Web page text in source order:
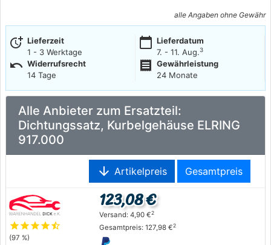
alle Angaben ohne Gewähr
more_time Lieferzeit
1 - 3 Werktage
calendar_today Lieferdatum
7. - 11. Aug.3
undo Widerrufsrecht
14 Tage
receipt
Gewährleistung
24 Monate
Alle Anbieter zum Ersatzteil:
Dichtungssatz, Kurbelgehäuse ELRING
917.000
arrow_downward Artikelpreis Gesamtpreis
starstarstarstarstar_half
(97 %)
123,08 €
Versand: 4,90 €2
Gesamtpreis: 127,98 €2